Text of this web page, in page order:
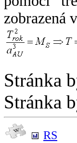
zobrazená
Stránka
Stránka
RS